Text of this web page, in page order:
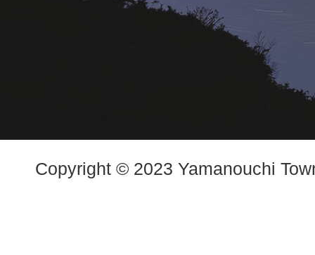
Copyright © 2023 Yamanouchi